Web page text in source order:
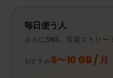
毎日使う人
さらにSNS、音楽ストリー
おすすめ 5〜10 GB / 月